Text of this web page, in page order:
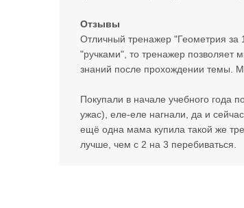
Отзывы
Отличный тренажер "Геометрия за
"ручками", то тренажер позволяет
знаний после прохождении темы.
Покупали в начале учебного года
ужас), еле-еле нагнали, да и
ещё одна мама купила такой же
лучше, чем с 2 на 3 перебиваться.